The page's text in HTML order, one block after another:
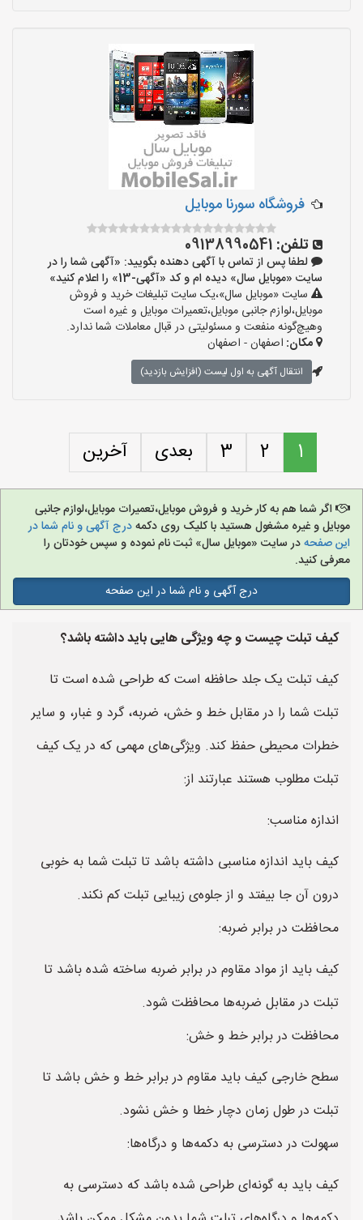
فروشگاه سورنا موبایل
تلفن: 09138990541
لطفا پس از تماس با آگهی دهنده بگویید: «آگهی شما را در
سایت «موبایل سال» دیده ام و کد «آگهی-13» را اعلام کنید»
سایت «موبایل سال»،یک سایت تبلیغات خرید و فروش
موبایل،لوازم جانبی موبایل،تعمیرات موبایل و غیره است
وهیچ‌گونه منفعت و مسئولیتی در قبال معاملات شما ندارد.
مکان: اصفهان - اصفهان
انتقال آگهی به اول لیست (افزایش بازدید)
1
2
3 بعدی آخرین
اگر شما هم به کار خرید و فروش موبایل،تعمیرات موبایل،لوازم جانبی
موبایل و غیره مشغول هستید با کلیک روی دکمهدرج آگهی و نام شما در
این صفحهدر سایت «موبایل سال» ثبت نام نموده و سپس خودتان را
معرفی کنید.
درج آگهی و نام شما در این صفحه
کیف تبلت چیست و چه ویژگی هایی باید داشته باشد؟
کیف تبلت یک جلد حافظه است که طراحی شده است تا
تبلت شما را در مقابل خط و خش، ضربه، گرد و غبار، و سایر
خطرات محیطی حفظ کند. ویژگی‌های مهمی که در یک کیف
تبلت مطلوب هستند عبارتند از:
اندازه مناسب:
کیف باید اندازه مناسبی داشته باشد تا تبلت شما به خوبی
درون آن جا بیفتد و از جلوه‌ی زیبایی تبلت کم نکند.
محافظت در برابر ضربه:
کیف باید از مواد مقاوم در برابر ضربه ساخته شده باشد تا
تبلت در مقابل ضربه‌ها محافظت شود.
محافظت در برابر خط و خش:
سطح خارجی کیف باید مقاوم در برابر خط و خش باشد تا
تبلت در طول زمان دچار خطا و خش نشود.
سهولت در دسترسی به دکمه‌ها و درگاه‌ها:
کیف باید به گونه‌ای طراحی شده باشد که دسترسی به